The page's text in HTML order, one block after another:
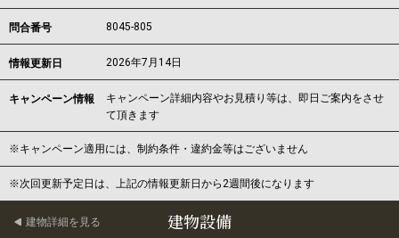
問合番号 8045-805
情報更新日 2026年7月14日
キャンペーン情報
キャンペーン詳細内容やお見積り等は、即日ご案内をさせ
て頂きます
※キャンペーン適用には、制約条件・違約金等はございません
※次回更新予定日は、上記の情報更新日から2週間後になります
建物設備
建物詳細を見る